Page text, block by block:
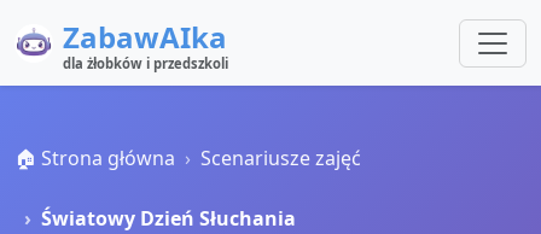
ZabawAIka
dla żłobków i przedszkoli
🏠 Strona główna Scenariusze zajęć
Światowy Dzień Słuchania